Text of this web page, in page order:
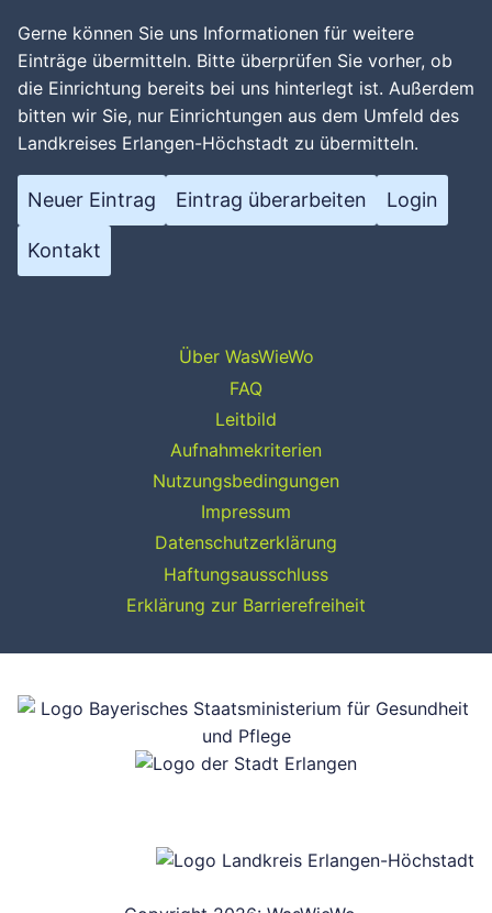
Gerne können Sie uns Informationen für weitere
Einträge übermitteln. Bitte überprüfen Sie vorher, ob
die Einrichtung bereits bei uns hinterlegt ist. Außerdem
bitten wir Sie, nur Einrichtungen aus dem Umfeld des
Landkreises Erlangen-Höchstadt zu übermitteln.
Neuer Eintrag Eintrag überarbeiten Login
Kontakt
Über WasWieWo
FAQ
Leitbild
Aufnahmekriterien
Nutzungsbedingungen
Impressum
Datenschutzerklärung
Haftungsausschluss
Erklärung zur Barrierefreiheit